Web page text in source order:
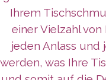
Ihrem
einer Vielzahl
jeden Anlass und
werden, was Ihre